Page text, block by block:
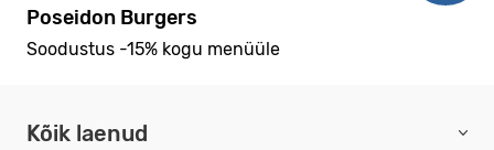
Poseidon Burgers
Soodustus -15% kogu menüüle
Kõik laenud